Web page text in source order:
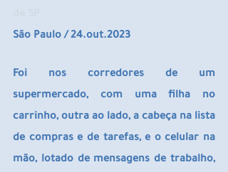
São Paulo / 24.out.2023
Foi nos corredores de um
supermercado, com uma filha no
carrinho, outra ao lado, a cabeça na lista
de compras e de tarefas, e o celular na
mão, lotado de mensagens de trabalho,